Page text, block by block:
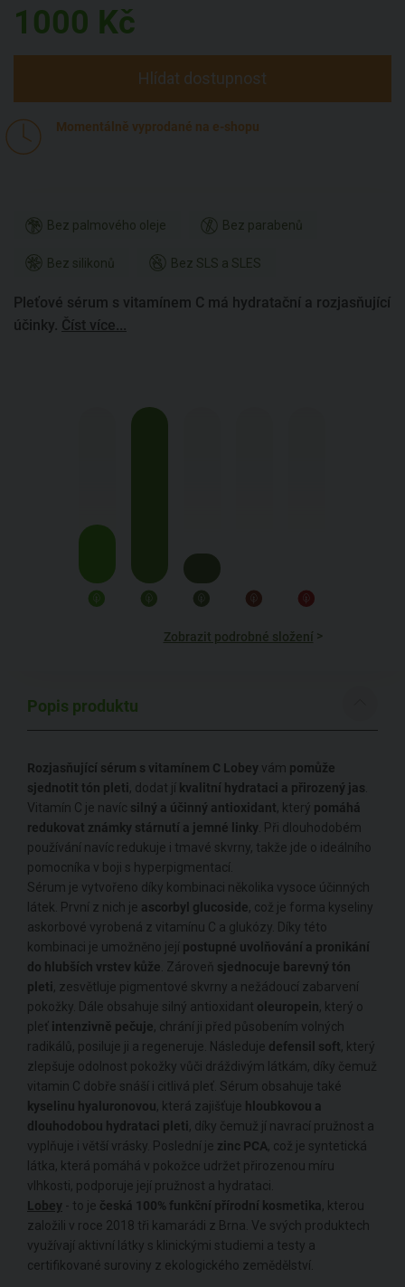
1000 Kč
Hlídat dostupnost
Momentálně vyprodané na e-shopu
Bez palmového oleje Bez parabenů
Bez silikonů Bez SLS a SLES
Pleťové sérum s vitamínem C má hydratační a rozjasňující
účinky. Číst více...
Zobrazit podrobné složení >
Popis produktu
Rozjasňující sérum s vitamínem C Lobey vám pomůže
sjednotit tón pleti, dodat jí kvalitní hydrataci a přirozený jas
Vitamín C je navíc silný a účinný antioxidant, který pomáhá
redukovat známky stárnutí a jemné linky . Při dlouhodobém
používání navíc redukuje i tmavé skvrny, takže jde o ideálního
pomocníka v boji s hyperpigmentací.
Sérum je vytvořeno díky kombinaci několika vysoce účinných
látek. První z nich je ascorbyl glucoside, což je forma kyseliny
askorbové vyrobená z vitamínu C a glukózy. Díky této
kombinaci je umožněno její postupné uvolňování a pronikání
do hlubších vrstev kůže . Zároveň sjednocuje barevný tón
pleti, zesvětluje pigmentové skvrny a nežádoucí zabarvení
pokožky. Dále obsahuje silný antioxidant oleuropein, který o
pleť intenzivně pečuje, chrání ji před působením volných
radikálů, posiluje ji a regeneruje. Následuje defensil soft, který
zlepšuje odolnost pokožky vůči dráždivým látkám, díky čemuž
vitamin C dobře snáší i citlivá pleť. Sérum obsahuje také
kyselinu hyaluronovou, která zajišťuje hloubkovou a
dlouhodobou hydrataci pleti, díky čemuž jí navrací pružnost a
vyplňuje i větší vrásky. Poslední je zinc PCA, což je syntetická
látka, která pomáhá v pokožce udržet přirozenou míru
vlhkosti, podporuje její pružnost a hydrataci.
Lobey - to je česká 100% funkční přírodní kosmetika, kterou
založili v roce 2018 tři kamarádi z Brna. Ve svých produktech
využívají aktivní látky s klinickými studiemi a testy a
certifikované suroviny z ekologického zemědělství.